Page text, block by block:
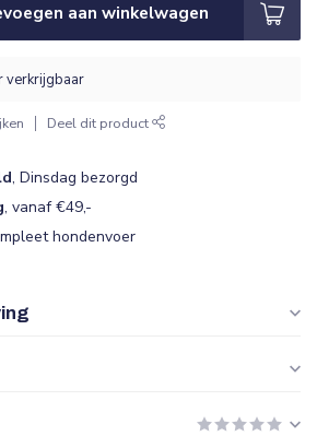
aan winkelwagen
verkrijgbaar
Deel dit product
, Dinsdag bezorgd
, vanaf €49,-
hondenvoer